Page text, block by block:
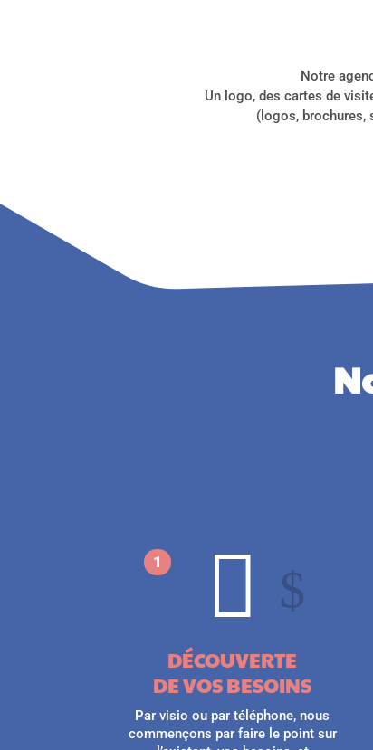
Notre
Un logo, des cartes de
(logos, brochures,
 $
1
DÉCOUVERTE
DE VOS BESOINS
Par visio ou par téléphone, nous
commençons par faire le point sur